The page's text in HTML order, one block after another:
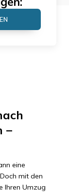
–
eine
mit den
Ihren Umzug